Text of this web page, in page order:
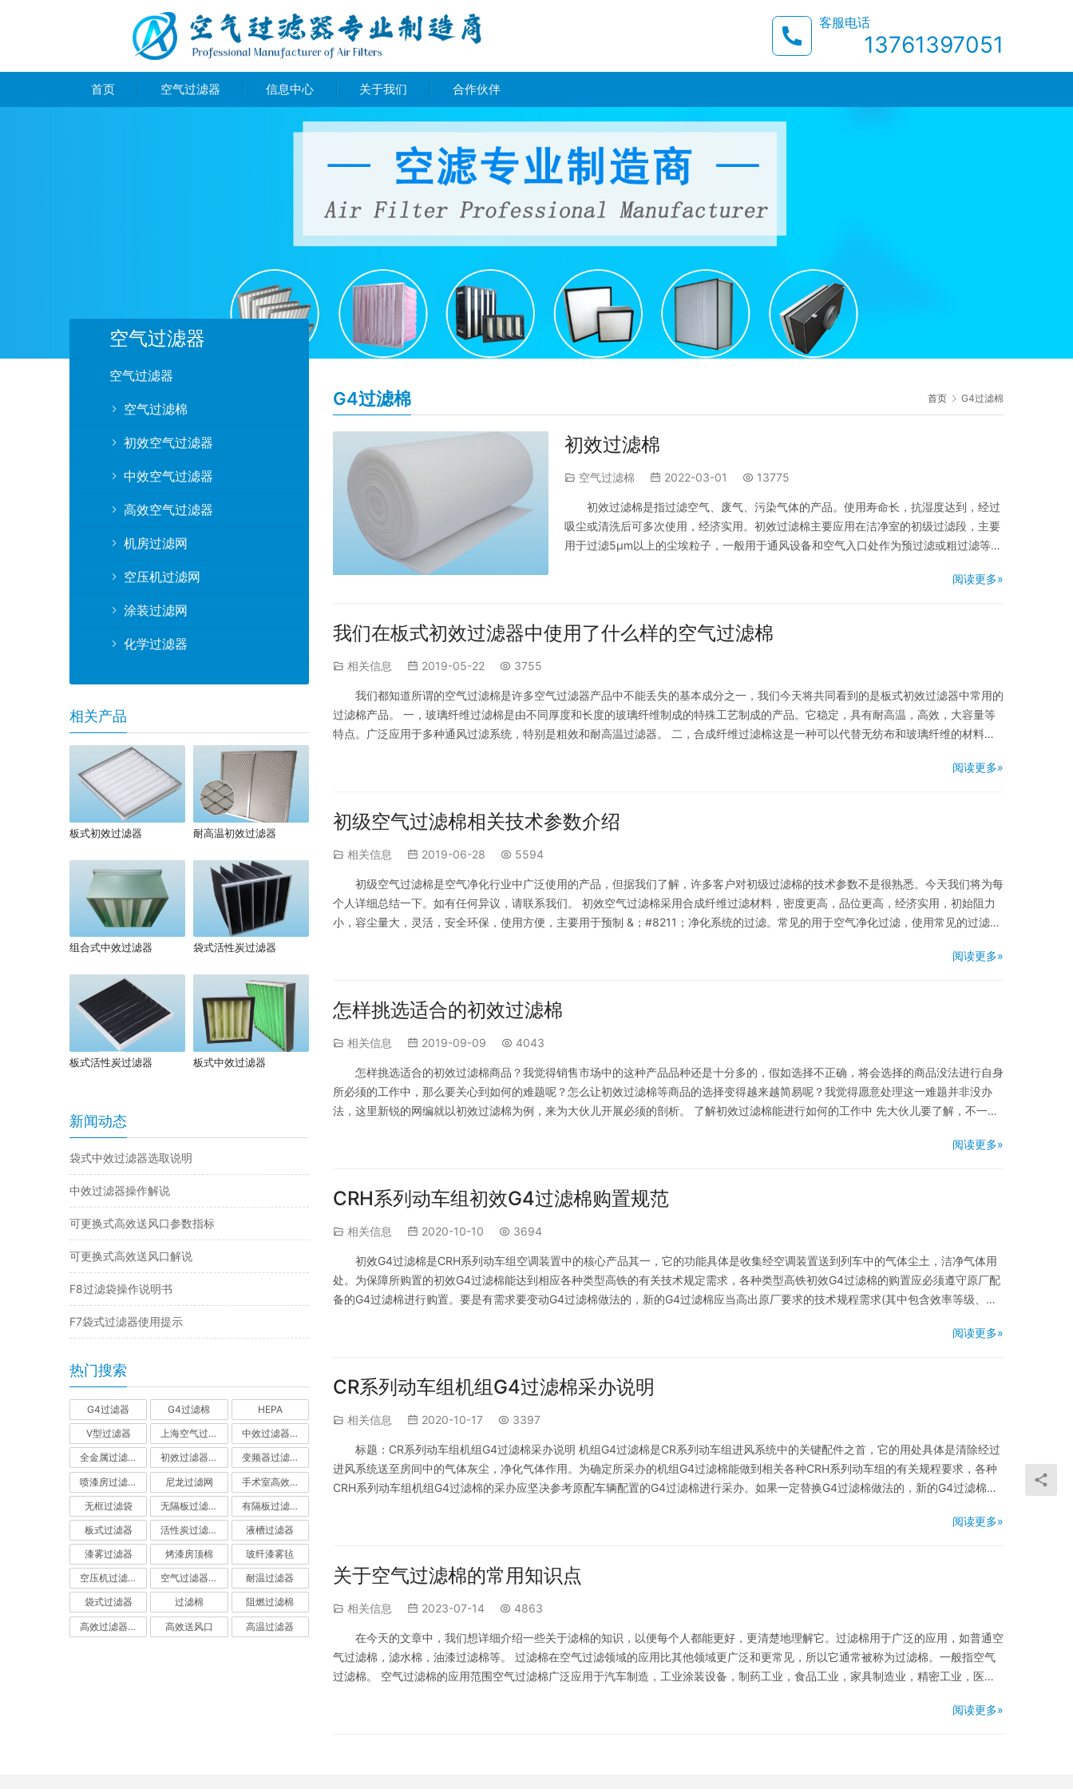
客服电话
13761397051
首页 空气过滤器 信息中心 关于我们 合作伙伴
首页 G4过滤棉
G4过滤棉
初效过滤棉
空气过滤棉 2022-03-01 13775
初效过滤棉是指过滤空气、废气、污染气体的产品。使用寿命长，抗湿度达到，经过
吸尘或清洗后可多次使用，经济实用。初效过滤棉主要应用在洁净室的初级过滤段，主要
用于过滤5μm以上的尘埃粒子，一般用于通风设备和空气入口处作为预过滤或粗过滤等直
特点： 1、采用高性能，高强度抗断裂的PET有机合成纤维，逐级加密，递增结构；梳理
阅读更多»
我们在板式初效过滤器中使用了什么样的空气过滤棉
相关信息 2019-05-22 3755
我们都知道所谓的空气过滤棉是许多空气过滤器产品中不能丢失的基本成分之一，我们今天将共同看到的是板式初效过滤器中常用的
过滤棉产品。 一，玻璃纤维过滤棉是由不同厚度和长度的玻璃纤维制成的特殊工艺制成的产品。它稳定，具有耐高温，高效，大容量等
特点。广泛应用于多种通风过滤系统，特别是粗效和耐高温过滤器。 二，合成纤维过滤棉这是一种可以代替无纺布和玻璃纤维的材料。
阅读更多»
初级空气过滤棉相关技术参数介绍
相关信息 2019-06-28 5594
初级空气过滤棉是空气净化行业中广泛使用的产品，但据我们了解，许多客户对初级过滤棉的技术参数不是很熟悉。今天我们将为每
个人详细总结一下。如有任何异议，请联系我们。 初效空气过滤棉采用合成纤维过滤材料，密度更高，品位更高，经济实用，初始阻力
小，容尘量大，灵活，安全环保，使用方便，主要用于预制 &；#8211；净化系统的过滤。常见的用于空气净化过滤，使用常见的过滤材
阅读更多»
怎样挑选适合的初效过滤棉
相关信息 2019-09-09 4043
怎样挑选适合的初效过滤棉商品？我觉得销售市场中的这种产品品种还是十分多的，假如选择不正确，将会选择的商品没法进行自身
所必须的工作中，那么要关心到如何的难题呢？怎么让初效过滤棉等商品的选择变得越来越简易呢？我觉得愿意处理这一难题并非没办
法，这里新锐的网编就以初效过滤棉为例，来为大伙儿开展必须的剖析。 了解初效过滤棉能进行如何的工作中 先大伙儿要了解，不一样
阅读更多»
CRH系列动车组初效G4过滤棉购置规范
相关信息 2020-10-10 3694
初效G4过滤棉是CRH系列动车组空调装置中的核心产品其一，它的功能具体是收集经空调装置送到列车中的气体尘土，洁净气体用
处。为保障所购置的初效G4过滤棉能达到相应各种类型高铁的有关技术规定需求，各种类型高铁初效G4过滤棉的购置应必须遵守原厂配
备的G4过滤棉进行购置。要是有需求要变动G4过滤棉做法的，新的G4过滤棉应当高出原厂要求的技术规程需求(其中包含效率等级、级
阅读更多»
CR系列动车组机组G4过滤棉采办说明
相关信息 2020-10-17 3397
标题：CR系列动车组机组G4过滤棉采办说明 机组G4过滤棉是CR系列动车组进风系统中的关键配件之首，它的用处具体是清除经过
进风系统送至房间中的气体灰尘，净化气体作用。为确定所采办的机组G4过滤棉能做到相关各种CRH系列动车组的有关规程要求，各种
CRH系列动车组机组G4过滤棉的采办应坚决参考原配车辆配置的G4过滤棉进行采办。如果一定替换G4过滤棉做法的，新的G4过滤棉应
阅读更多»
关于空气过滤棉的常用知识点
相关信息 2023-07-14 4863
在今天的文章中，我们想详细介绍一些关于滤棉的知识，以便每个人都能更好，更清楚地理解它。过滤棉用于广泛的应用，如普通空
气过滤棉，滤水棉，油漆过滤棉等。 过滤棉在空气过滤领域的应用比其他领域更广泛和更常见，所以它通常被称为过滤棉。一般指空气
过滤棉。 空气过滤棉的应用范围空气过滤棉广泛应用于汽车制造，工业涂装设备，制药工业，食品工业，家具制造业，精密工业，医
阅读更多»
空气过滤器
空气过滤器
空气过滤棉
初效空气过滤器
中效空气过滤器
高效空气过滤器
机房过滤网
空压机过滤网
涂装过滤网
化学过滤器
相关产品
板式初效过滤器 耐高温初效过滤器
组合式中效过滤器 袋式活性炭过滤器
板式活性炭过滤器 板式中效过滤器
新闻动态
袋式中效过滤器选取说明
中效过滤器操作解说
可更换式高效送风口参数指标
可更换式高效送风口解说
F8过滤袋操作说明书
F7袋式过滤器使用提示
热门搜索
G4过滤器 G4过滤棉 HEPA
V型过滤器 上海空气过滤器 中效过滤器-中效空气过滤器
全金属过滤器 初效过滤器-初效空气过滤器 变频器过滤器
喷漆房过滤棉 尼龙过滤网 手术室高效过滤器
无框过滤袋 无隔板过滤器 有隔板过滤器
板式过滤器 活性炭过滤器-活性炭空气过滤器 液槽过滤器
漆雾过滤器 烤漆房顶棉 玻纤漆雾毡
空压机过滤网 空气过滤器厂家 耐温过滤器
袋式过滤器 过滤棉 阻燃过滤棉
高效过滤器-高效空气过滤器 高效送风口 高温过滤器